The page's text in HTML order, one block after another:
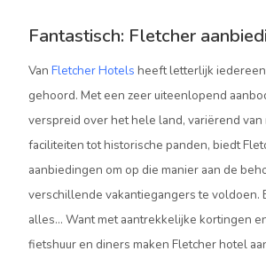
Fantastisch: Fletcher
Van Fletcher Hotels heeft letterlijk
gehoord. Met een zeer uiteenlopend
verspreid over het hele land, variërend van
faciliteiten tot historische panden, biedt
aanbiedingen om op die manier aan de
verschillende vakantiegangers te voldoen.
alles… Want met aantrekkelijke kortingen
fietshuur en diners maken Fletcher hotel